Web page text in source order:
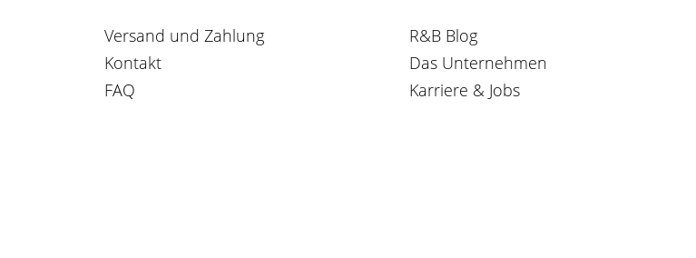
Versand und Zahlung
Kontakt
FAQ
R&B Blog
Das Unternehmen
Karriere & Jobs